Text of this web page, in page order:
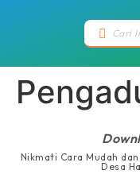
Nikmati Cara Mudah
Desa